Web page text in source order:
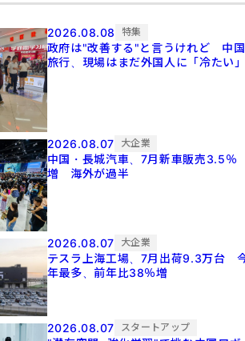
2026.08.08 特集
政府は"改善する"と言うけれど 中国
旅行、現場はまだ外国人に「冷たい
2026.08.07 大企業
中国・長城汽車、7月新車販売3.5％
増 海外が過半
2026.08.07 大企業
テスラ上海工場、7月出荷9.3万台
年最多、前年比38％増
2026.08.07 スタートアップ